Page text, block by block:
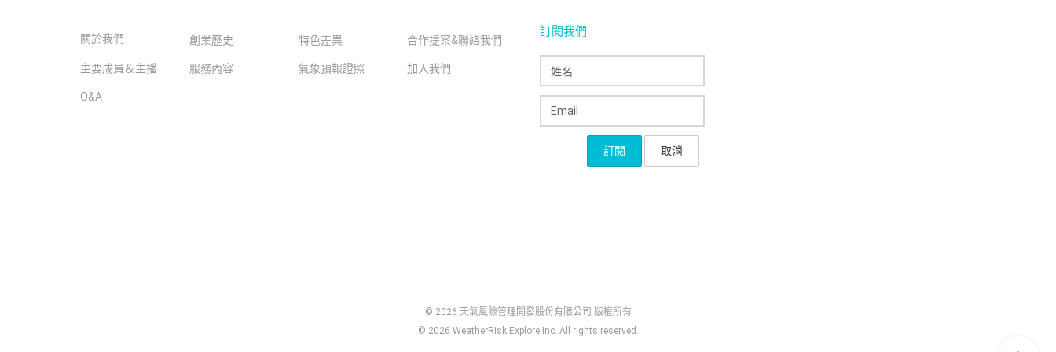
關於我們 創業歷史 特色差異 合作提案&聯絡我們
主要成員＆主播 服務內容 氣象預報證照 加入我們
Q&A
訂閱我們
© 2026 天氣風險管理開發股份有限公司 版權所有
© 2026 WeatherRisk Explore Inc. All rights reserved.